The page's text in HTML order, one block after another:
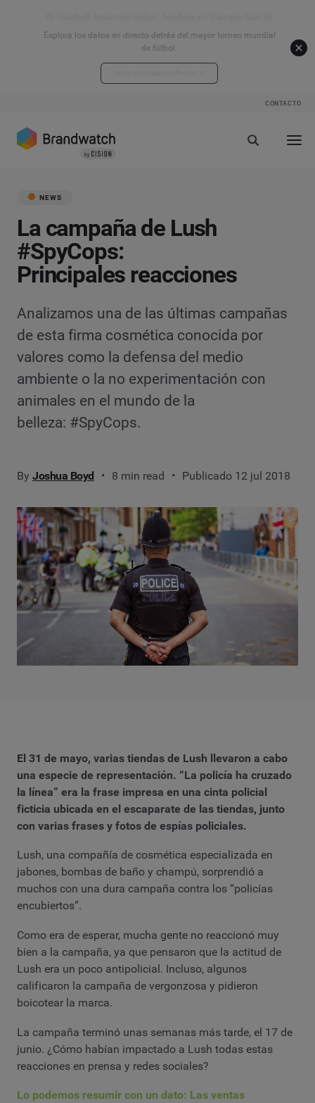
Explora los datos en directo detrás del mayor torneo mundial
de fútbol.
CONTACTO
NEWS
La campaña de Lush
#SpyCops:
Principales reacciones
Analizamos una de las últimas campañas
de esta firma cosmética conocida por
valores como la defensa del medio
ambiente o la no experimentación con
animales en el mundo de la
belleza: #SpyCops.
By Joshua Boyd 8 min read Publicado 12 jul 2018
El 31 de mayo, varias tiendas de Lush llevaron a cabo
una especie de representación. “La policía ha cruzado
la línea” era la frase impresa en una cinta policial
ficticia ubicada en el escaparate de las tiendas, junto
con varias frases y fotos de espías policiales.
Lush, una compañía de cosmética especializada en
jabones, bombas de baño y champú, sorprendió a
muchos con una dura campaña contra los “policías
encubiertos”.
Como era de esperar, mucha gente no reaccionó muy
bien a la campaña, ya que pensaron que la actitud de
Lush era un poco antipolicial. Incluso, algunos
calificaron la campaña de vergonzosa y pidieron
boicotear la marca.
La campaña terminó unas semanas más tarde, el 17 de
junio. ¿Cómo habían impactado a Lush todas estas
reacciones en prensa y redes sociales?
Lo podemos resumir con un dato: Las ventas